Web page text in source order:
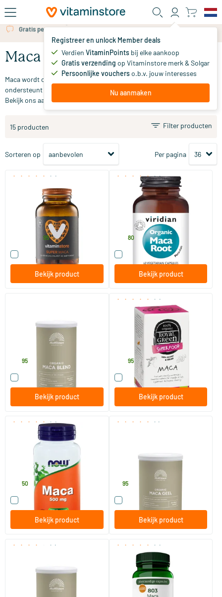
Ga naar de hoofdinhoud
Registreer en unlock Member deals
Verdien VitaminPoints bij elke aankoop
Gratis verzending op Vitaminstore merk & Solgar
Persoonlijke voucherso.b.v. jouw interesses
Nu aanmaken
Gratis persoonlijk advies via chat of email
Maca
Maca wordt ook wel de Zuid-Amerikaanse ginseng genoemd en
ondersteunt het energieniveau. Op zoek naar een maca supplement?
Bekijk ons aanbod en bestel gemakkelijk online bij Vitaminstore.
15 producten Filter producten
Sorteren op Per pagina
(5)
Super Maca
60 vegicaps
Vitaminstore
95
Vergelijk dit product
Bekijk product
(2)
Organic Maca Root
60 vegicaps
Viridian
80
Vergelijk dit product
Bekijk product
Mattisson Healthstyle
95
Vergelijk dit product
Bekijk product
(8)
60 Plantaardige capsules
Royal Green
95
Vergelijk dit product
Bekijk product
(2)
Maca 500 mg
100 Plantaardige capsules
50
Vergelijk dit product
Bekijk product
(1)
150 gram
Mattisson Healthstyle
95
Vergelijk dit product
Bekijk product
(7)
Mattisson Healthstyle
(2)
803 Maca
60 Plantaardige capsules
AOV Voedingssupplementen